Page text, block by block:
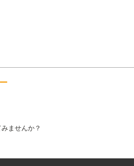
ませんか？